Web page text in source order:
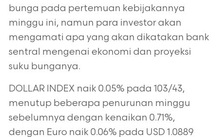
bunga pada pertemuan kebijakannya
minggu ini, namun para investor akan
mengamati apa yang akan dikatakan bank
sentral mengenai ekonomi dan proyeksi
suku bunganya.
DOLLAR INDEX naik 0.05% pada 103/43,
menutup beberapa penurunan minggu
sebelumnya dengan kenaikan 0.71%,
dengan Euro naik 0.06% pada USD 1.0889